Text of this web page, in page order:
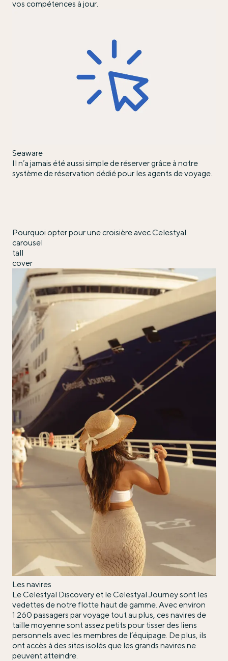
vos compétences à jour.
Seaware
Il n’a jamais été aussi simple de réserver grâce à notre
système de réservation dédié pour les agents de voyage.
Pourquoi opter pour une croisière avec Celestyal
carousel
tall
cover
Les navires
Le Celestyal Discovery et le Celestyal Journey sont les
vedettes de notre flotte haut de gamme. Avec environ
1 260 passagers par voyage tout au plus, ces navires de
taille moyenne sont assez petits pour tisser des liens
personnels avec les membres de l’équipage. De plus, ils
ont accès à des sites isolés que les grands navires ne
peuvent atteindre.